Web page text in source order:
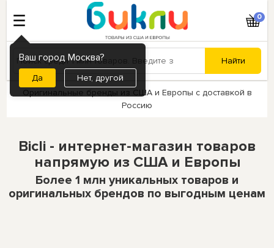
Ваш город Москва?
Нет, другой
0
Оригинальные бренды из США и Европы с доставкой в
Россию
Bicli - интернет-магазин товаров
напрямую из США и Европы
Более 1 млн уникальных товаров и
оригинальных брендов по выгодным ценам